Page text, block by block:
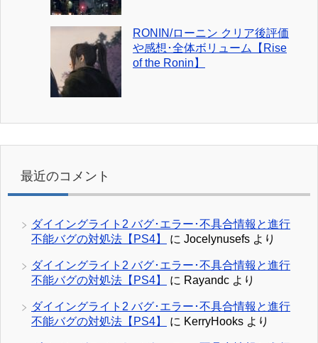
RONIN/ローニン クリア後評価
や感想･全体ボリューム【Rise
of the Ronin】
最近のコメント
ダイイングライト2 バグ･エラー･不具合情報と進行
不能バグの対処法【PS4】
に Jocelynusefs より
ダイイングライト2 バグ･エラー･不具合情報と進行
不能バグの対処法【PS4】
に Rayandc より
ダイイングライト2 バグ･エラー･不具合情報と進行
不能バグの対処法【PS4】
に KerryHooks より